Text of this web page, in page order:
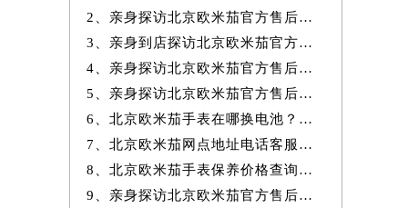
2、亲身探访北京欧米茄官方售后服务中心｜最新热线和全部维修地址（2026
3、亲身到店探访北京欧米茄官方售后服务中心｜地址及官方联系电话（2026
4、亲身探访北京欧米茄官方售后服务中心｜全新地址与售后热线（2026年7
5、亲身探访北京欧米茄官方售后服务中心｜详细网点地址与售后热线（2026
6、北京欧米茄手表在哪换电池？专业售后维修服务指南权威公示（2026年7
7、北京欧米茄网点地址电话客服查询与售后维修保养服务权威公示（2026
8、北京欧米茄手表保养价格查询费用明细权威公示（2026年7月最新）
9、亲身探访北京欧米茄官方售后服务中心｜详细地址及服务电话（2026年7